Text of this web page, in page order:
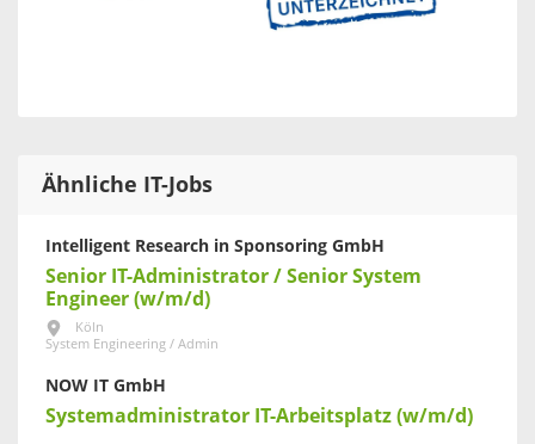
Ähnliche IT-Jobs
Intelligent Research in Sponsoring GmbH
Senior IT-Administrator / Senior System
Engineer (w/m/d)
Köln
System Engineering / Admin
NOW IT GmbH
Systemadministrator IT-Arbeitsplatz (w/m/d)